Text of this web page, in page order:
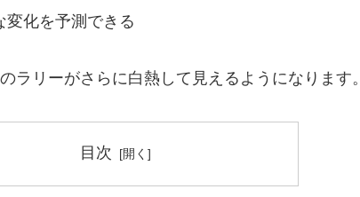
変化を予測できる
ラリーがさらに白熱して見えるようになります。
目次